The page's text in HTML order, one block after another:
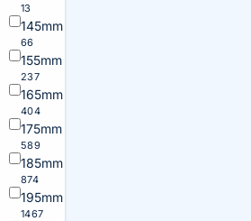
13
145mm
66
155mm
237
165mm
404
175mm
589
185mm
874
195mm
1467